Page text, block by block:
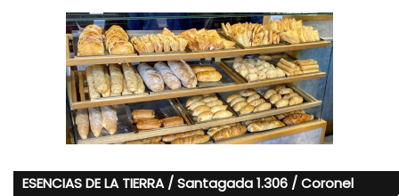
ESENCIAS DE LA TIERRA / Santagada 1.306 / Coronel